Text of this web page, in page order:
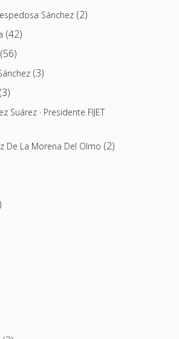
Sánchez(2)
(42)
(56)
(3)
(3)
Suárez · Presidente FIJET
De La Morena Del Olmo (2)